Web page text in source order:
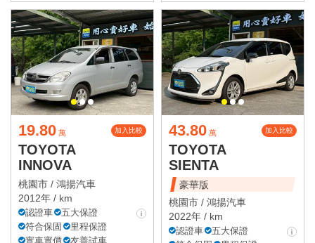
19.80 萬 加入比較
TOYOTA
INNOVA
桃園市 / 鴻揚汽車
2012年 / km
認證車
五大保證
符合保固
里程保證
實車實價
友善試車
43.80 萬 加入比較
TOYOTA
SIENTA
豪華版
桃園市 / 鴻揚汽車
2022年 / km
認證車
五大保證